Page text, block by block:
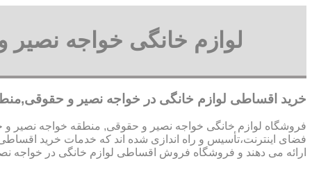
لوازم خانگی خواجه
خرید اقساطی لوازم خانگی در خواجه نصیر و
فروشگاه لوازم خانگی خواجه نصیر و حقوقی, منطقه خواجه نصیر
فضای اینترنت،تأسیس و راه اندازی شده اند که خدمات خرید
ارائه می دهند و فروشگاه فروش اقساطی لوازم خانگی در خواجه نصیر و حقوقی,